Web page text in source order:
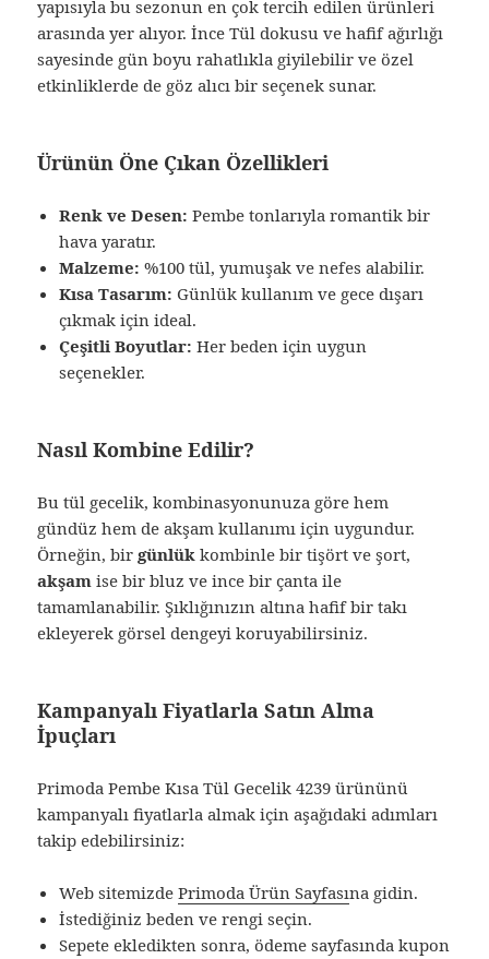
yapısıyla bu sezonun en çok tercih edilen ürünleri
arasında yer alıyor. İnce Tül dokusu ve hafif ağırlığı
sayesinde gün boyu rahatlıkla giyilebilir ve özel
etkinliklerde de göz alıcı bir seçenek sunar.
Ürünün Öne Çıkan Özellikleri
Renk ve Desen: Pembe tonlarıyla romantik bir
hava yaratır.
Malzeme: %100 tül, yumuşak ve nefes alabilir.
Kısa Tasarım: Günlük kullanım ve gece dışarı
çıkmak için ideal.
Çeşitli Boyutlar: Her beden için uygun
seçenekler.
Nasıl Kombine Edilir?
Bu tül gecelik, kombinasyonunuza göre hem
gündüz hem de akşam kullanımı için uygundur.
Örneğin, birgünlük kombinle bir tişört ve şort,
akşam ise bir bluz ve ince bir çanta ile
tamamlanabilir. Şıklığınızın altına hafif bir takı
ekleyerek görsel dengeyi koruyabilirsiniz.
Kampanyalı Fiyatlarla Satın Alma
İpuçları
Primoda Pembe Kısa Tül Gecelik 4239 ürününü
kampanyalı fiyatlarla almak için aşağıdaki adımları
takip edebilirsiniz:
Web sitemizdePrimoda Ürün Sayfasına gidin.
İstediğiniz beden ve rengi seçin.
Sepete ekledikten sonra, ödeme sayfasında kupon